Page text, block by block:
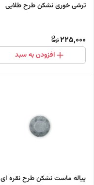
ترشی خوری نشکن طرح طلایی
225,000
افزودن به سبد
پیاله ماست نشکن طرح نقره ای